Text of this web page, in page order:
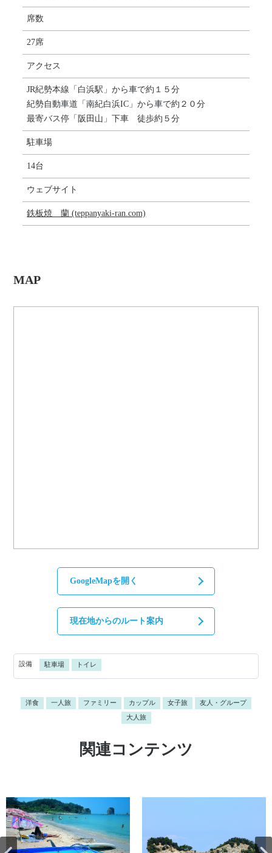
席数
27席
アクセス
JR紀勢本線「白浜駅」から車で約１５分
紀勢自動車道「南紀白浜IC」から車で約２０分
最寄バス停「阪田山」下車 徒歩約５分
駐車場
14台
ウェブサイト
鉄板焼 蘭 (teppanyaki-ran.com)
MAP
GoogleMapを開く
現在地からのルート案内
設備 駐車場 トイレ
洋食 一人旅 ファミリー カップル 女子旅 友人・グループ
大人旅
関連コンテンツ